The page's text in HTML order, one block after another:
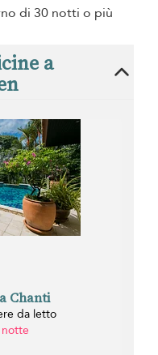
di 30 notti o più
a
Chanti
da letto